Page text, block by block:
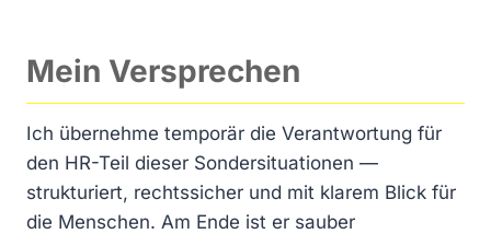
Mein Versprechen
Ich übernehme temporär die Verantwortung für
den HR-Teil dieser Sondersituationen —
strukturiert, rechtssicher und mit klarem Blick für
die Menschen. Am Ende ist er sauber